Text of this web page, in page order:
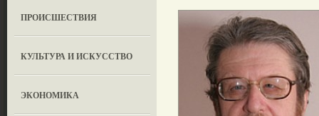
ПРОИСШЕСТВИЯ
КУЛЬТУРА И ИСКУССТВО
ЭКОНОМИКА